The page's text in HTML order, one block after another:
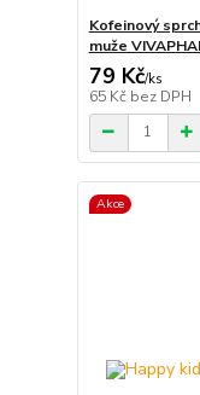
Kofeinový
muže
79 Kč/ks
65 Kč bez DPH
Akce